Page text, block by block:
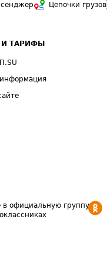
Цепочки грузов
ТАРИФЫ
в официальную группу